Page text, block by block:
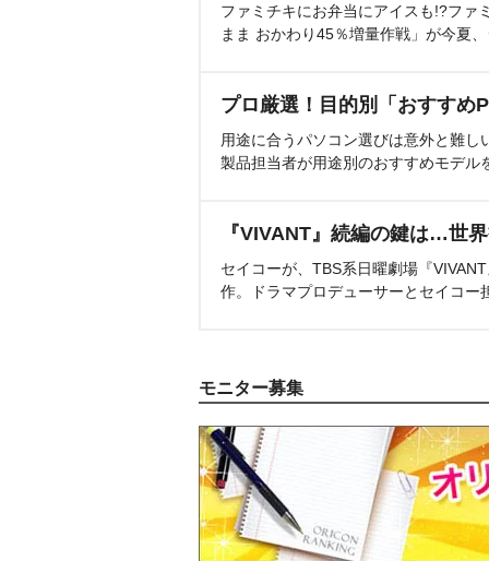
ファミチキにお弁当にアイスも!?ファ
まま おかわり45％増量作戦」が今夏
プロ厳選！目的別「おすすめ
用途に合うパソコン選びは意外と難
製品担当者が用途別のおすすめモデル
『VIVANT』続編の鍵は…世
セイコーが、TBS系日曜劇場『
作。ドラマプロデューサーとセイコー
モニター募集